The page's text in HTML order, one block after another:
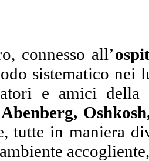
connesso all’
sistematico nei
e amici della
tutte in maniera